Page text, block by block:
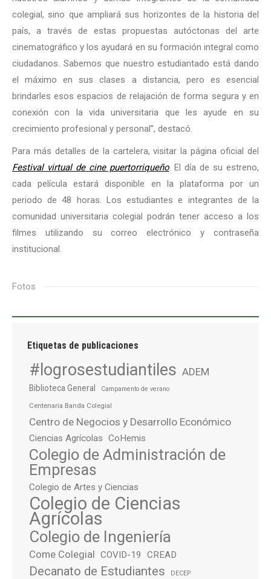
colegial, sino que ampliará sus horizontes de la historia del
país, a través de estas propuestas autóctonas del arte
cinematográfico y los ayudará en su formación integral como
ciudadanos. Sabemos que nuestro estudiantado está dando
el máximo en sus clases a distancia, pero es esencial
brindarles esos espacios de relajación de forma segura y en
conexión con la vida universitaria que les ayude en su
crecimiento profesional y personal”, destacó.
Para más detalles de la cartelera, visitar la página oficial del
Festival virtual de cine puertorriqueño. El día de su estreno,
cada película estará disponible en la plataforma por un
periodo de 48 horas. Los estudiantes e integrantes de la
comunidad universitaria colegial podrán tener acceso a los
filmes utilizando su correo electrónico y contraseña
institucional.
Fotos
Etiquetas de publicaciones
#logrosestudiantiles ADEM
Biblioteca General Campamento de verano
Centenaria Banda Colegial
Centro de Negocios y Desarrollo Económico
Ciencias Agrícolas CoHemis
Colegio de Administración de
Empresas
Colegio de Artes y Ciencias
Colegio de Ciencias
Agrícolas
Colegio de Ingeniería
Come Colegial COVID-19 CREAD
Decanato de Estudiantes DECEP